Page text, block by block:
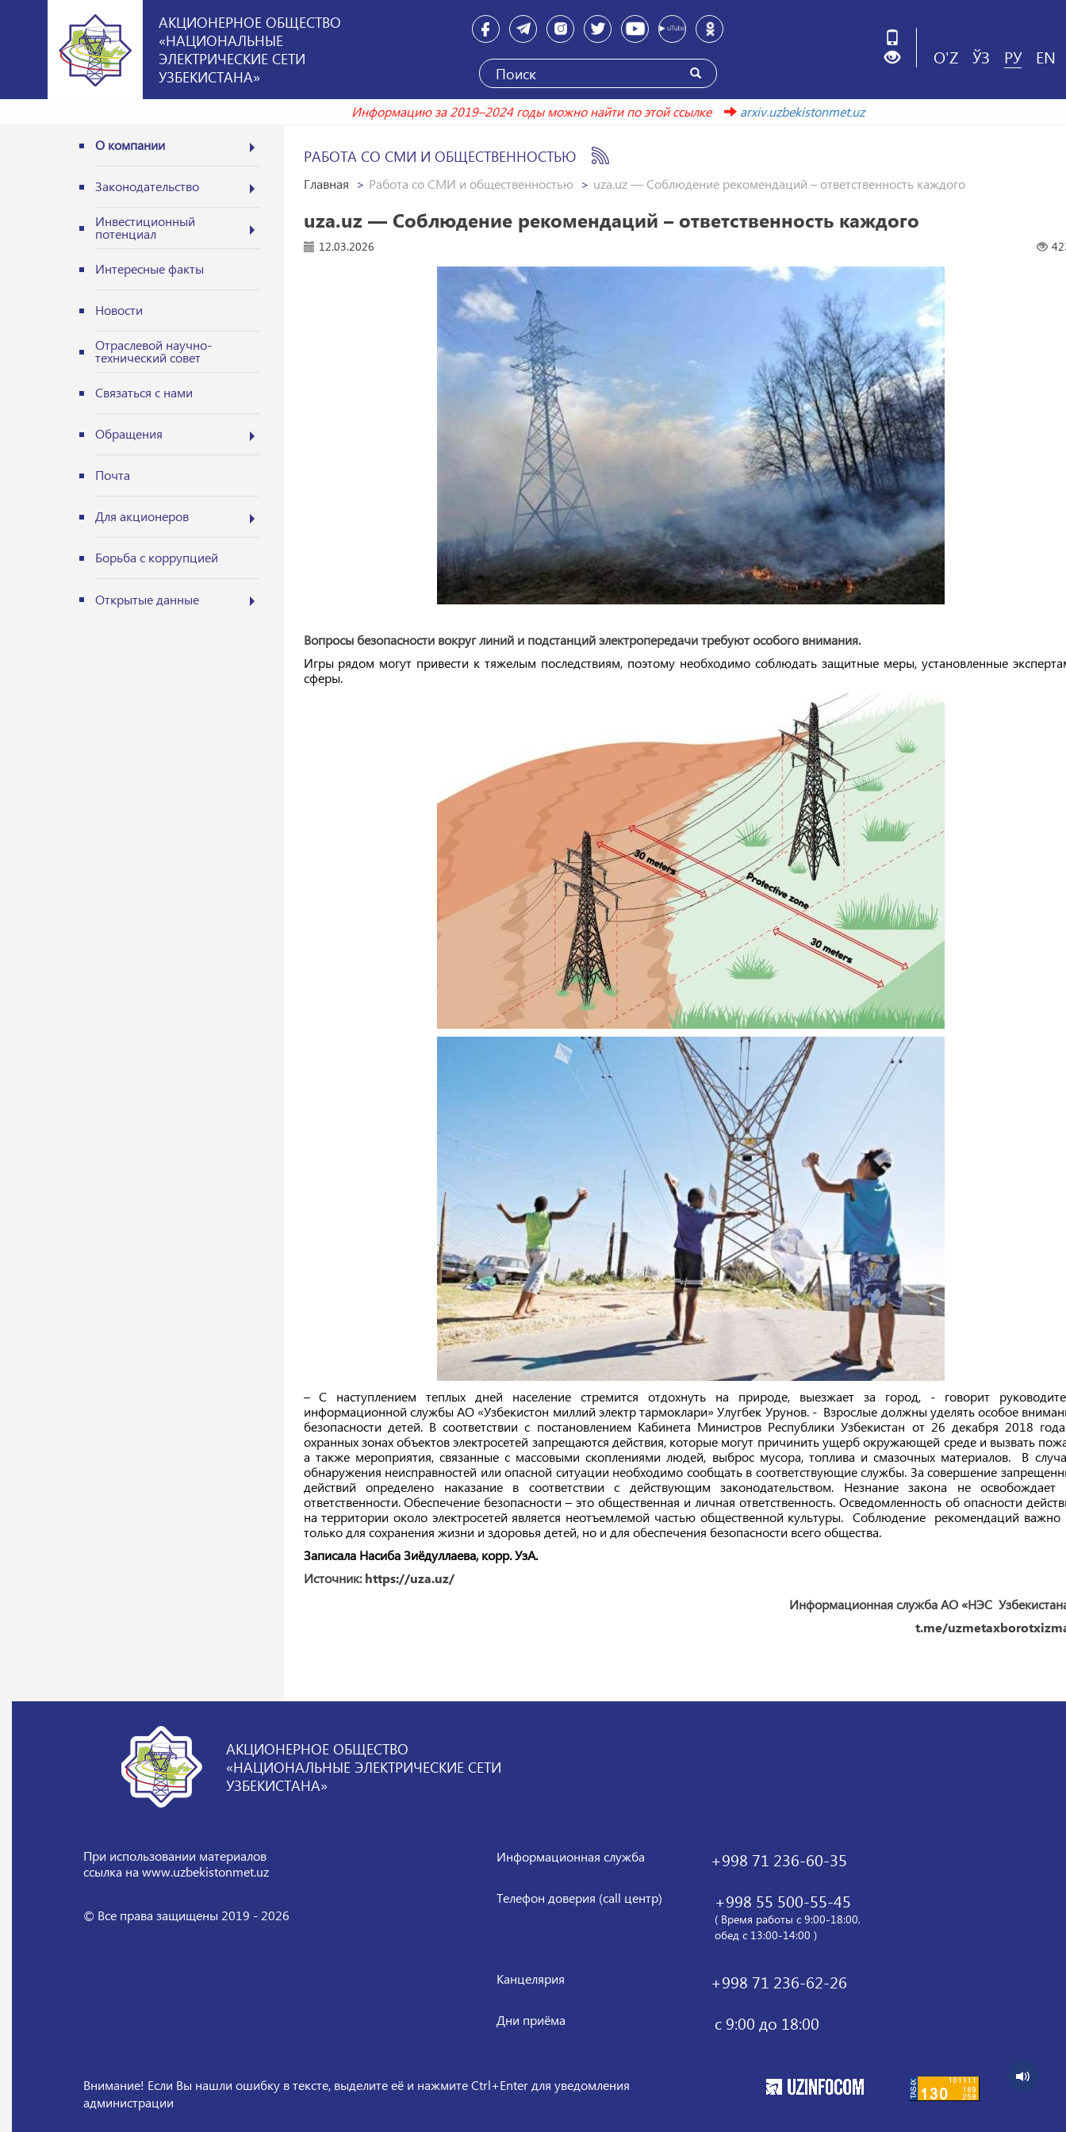
АКЦИОНЕРНОЕ ОБЩЕСТВО
«НАЦИОНАЛЬНЫЕ
ЭЛЕКТРИЧЕСКИЕ СЕТИ
УЗБЕКИСТАНА»
O'Z ЎЗ РУ EN
Информацию за 2019–2024 годы можно найти по этой ссылке
arxiv.uzbekistonmet.uz
О компании
Законодательство
Инвестиционный
потенциал
Интересные факты
Новости
Отраслевой научно-
технический совет
Связаться с нами
Обращения
Почта
Для акционеров
Борьба с коррупцией
Открытые данные
РАБОТА СО СМИ И ОБЩЕСТВЕННОСТЬЮ
Главная Работа со СМИ и общественностью uza.uz — Соблюдение рекомендаций – ответственность каждого
uza.uz — Соблюдение рекомендаций – ответственность каждого
12.03.2026
Вопросы безопасности вокруг линий и подстанций электропередачи требуют особого внимания.
Игры рядом могут привести к тяжелым последствиям, поэтому необходимо соблюдать защитные меры, установленные
сферы.
– С наступлением теплых дней население стремится отдохнуть на природе, выезжает за город, - говорит
информационной службы АО «Узбекистон миллий электр тармоклари» Улугбек Урунов. - Взрослые должны уделять особое
безопасности детей. В соответствии с постановлением Кабинета Министров Республики Узбекистан от 26 декабря 2018
охранных зонах объектов электросетей запрещаются действия, которые могут причинить ущерб окружающей среде и вызвать
а также мероприятия, связанные с массовыми скоплениями людей, выброс мусора, топлива и смазочных материалов. В
обнаружения неисправностей или опасной ситуации необходимо сообщать в соответствующие службы. За совершение
действий определено наказание в соответствии с действующим законодательством. Незнание закона не освобождает
ответственности. Обеспечение безопасности – это общественная и личная ответственность. Осведомленность об опасности
на территории около электросетей является неотъемлемой частью общественной культуры. Соблюдение рекомендаций важно
только для сохранения жизни и здоровья детей, но и для обеспечения безопасности всего общества.
Записала Насиба Зиёдуллаева, корр. УзА.
Источник:https://uza.uz/
Информационная служба АО «НЭС
t.me/
АКЦИОНЕРНОЕ ОБЩЕСТВО
«НАЦИОНАЛЬНЫЕ ЭЛЕКТРИЧЕСКИЕ СЕТИ
УЗБЕКИСТАНА»
При использовании материалов
ссылка на www.uzbekistonmet.uz
© Все права защищены 2019 - 2026
Информационная служба +998 71 236-60-35
Телефон доверия (call центр) +998 55 500-55-45
( Время работы с 9:00-18:00,
обед с 13:00-14:00 )
Канцелярия +998 71 236-62-26
Дни приёма с 9:00 до 18:00
Внимание! Если Вы нашли ошибку в тексте, выделите её и нажмите Ctrl+Enter для уведомления
администрации